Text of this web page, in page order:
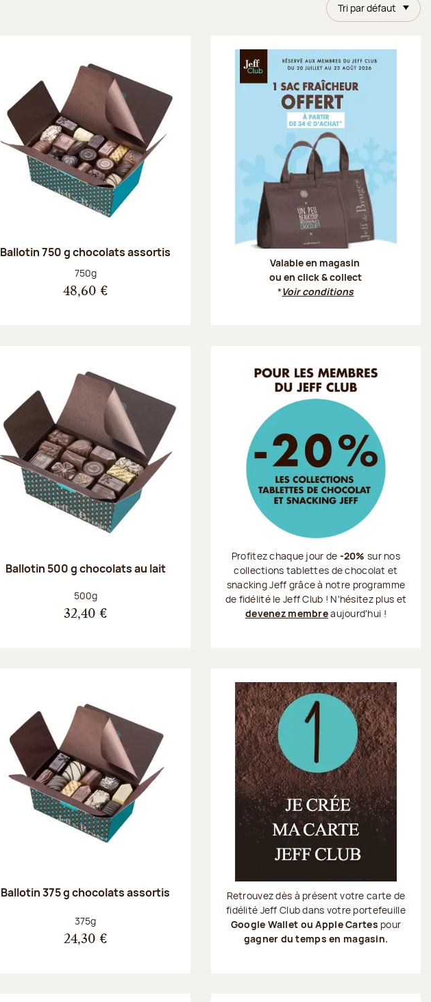
Tri par défaut
Ballotin 750 g chocolats assortis
Poids net :
750g
48,60 €
Valable en magasin
ou en click & collect
*Voir conditions
Ballotin 500 g chocolats au lait
Poids net :
500g
32,40 €
Profitez chaque jour de -20% sur nos
collections tablettes de chocolat et
snacking Jeff grâce à notre programme
de fidélité le Jeff Club ! N'hésitez plus et
devenez membreaujourd'hui !
Ballotin 375 g chocolats assortis
Poids net :
375g
24,30 €
Retrouvez dès à présent votre carte de
fidélité Jeff Club dans votre portefeuille
Google Wallet ou Apple Cartes pour
gagner du temps en magasin.